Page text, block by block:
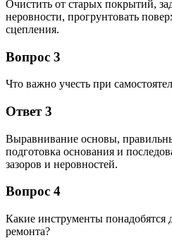
Очистить от старых покрытий,
неровности, прогрунтовать
сцепления.
Вопрос 3
Что важно учесть при
Ответ 3
Выравнивание основы,
подготовка основания и
зазоров и неровностей.
Вопрос 4
Какие инструменты понадобятся
ремонта?